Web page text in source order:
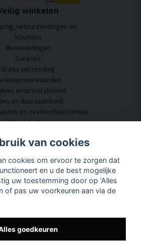
winkelen
retourzendingen en
klachten
Beoordelingen
Garantie
Gratis verzending
en privacybeleid
en duurzaamheid
en overheidsinstanties
Word dealer
contact met ons op
Akoestisch advies
en installatie
en antwoorden
Volg uw pakket hier
Over SilentDirect
van cookies
cookies om ervoor te zorgen dat
en u de best mogelijke
uw toestemming door op ‘Alles
of pas uw voorkeuren aan via de
goedkeuren